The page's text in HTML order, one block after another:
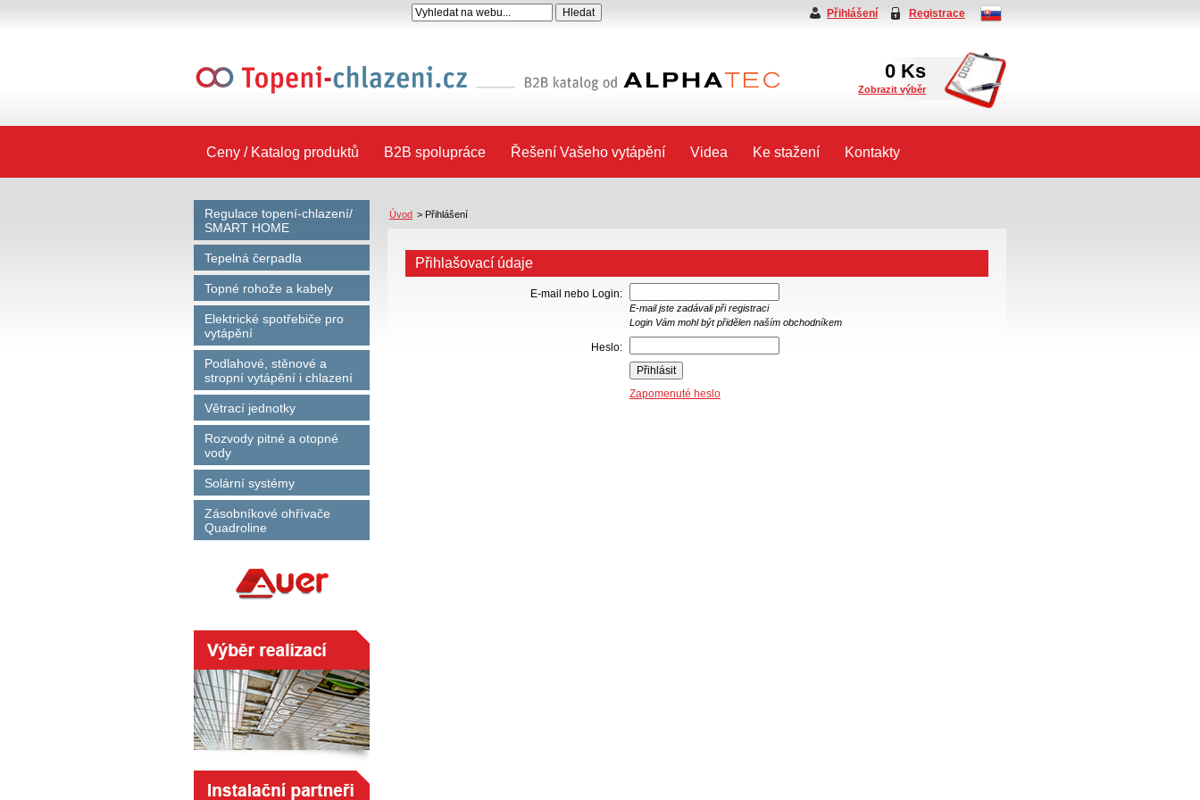
Přihlášení Registrace
0 Ks
Zobrazit výběr
Ceny / Katalog produktů B2B spolupráce Řešení Vašeho vytápění Videa Ke stažení Kontakty
Regulace topení-chlazení/
SMART HOME
Tepelná čerpadla
Topné rohože a kabely
Elektrické spotřebiče pro
vytápění
Podlahové, stěnové a
stropní vytápění i chlazení
Větrací jednotky
Rozvody pitné a otopné
vody
Solární systémy
Zásobníkové ohřívače
Quadroline
Úvod > Přihlášení
Přihlašovací údaje
E-mail nebo Login:
E-mail jste zadávali při registraci
Login Vám mohl být přidělen naším obchodníkem
Heslo:
Zapomenuté heslo